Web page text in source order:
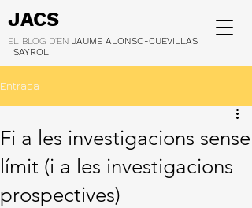
JACS
EL BLOG D'EN JAUME ALONSO-CUEVILLAS
I SAYROL
Entrada
Fi a les investigacions sense
límit (i a les investigacions
prospectives)